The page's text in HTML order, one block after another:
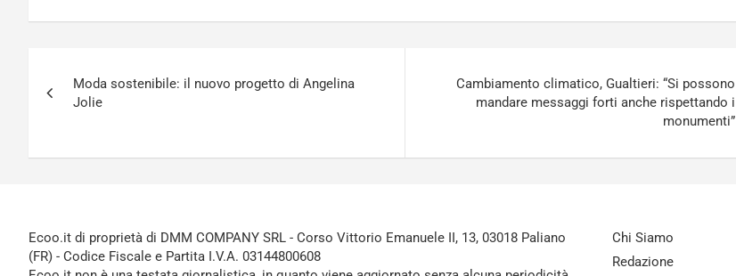
articoli
Moda sostenibile: il nuovo progetto di Angelina
Jolie
Cambiamento climatico, Gualtieri: “Si possono
mandare messaggi forti anche rispettando i
monumenti”
Ecoo.it di proprietà di DMM COMPANY SRL - Corso Vittorio Emanuele II, 13, 03018 Paliano
(FR) - Codice Fiscale e Partita I.V.A. 03144800608
Chi Siamo
Redazione